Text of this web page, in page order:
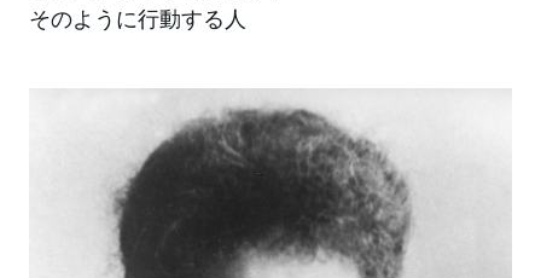
そのように⾏動する⼈